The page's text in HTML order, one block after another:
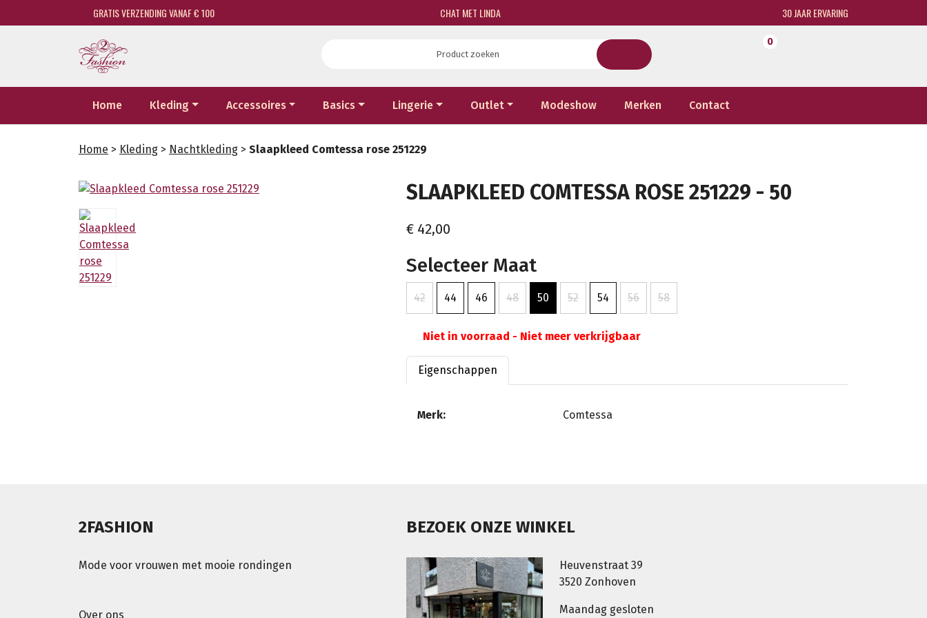
GRATIS VERZENDING VANAF € 100 CHAT MET LINDA 30 JAAR ERVARING
0
Home Kleding Accessoires Basics Lingerie Outlet Modeshow Merken Contact
Home > Kleding > Nachtkleding > Slaapkleed Comtessa rose 251229
SLAAPKLEED COMTESSA ROSE 251229 - 50
€ 42,00
Selecteer Maat
42 44 46 48 50 52 54 56 58
Niet in voorraad - Niet meer verkrijgbaar
Eigenschappen
Merk: Comtessa
2FASHION
Mode voor vrouwen met mooie rondingen
Over ons
BEZOEK ONZE WINKEL
Heuvenstraat 39
3520 Zonhoven
Maandag gesloten